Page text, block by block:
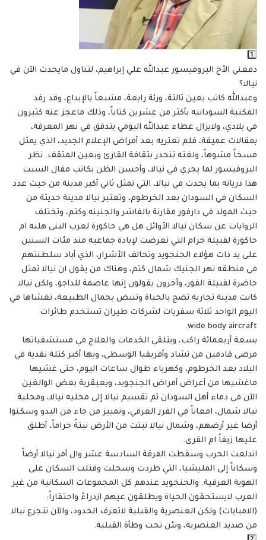
1️⃣
دفعني الأخ البروفيسور عبدالله علي إبراهيم، لتناول مايحدث الآن في
نيالا؟
وعبدالله كاتب بعين ثالثة، ورئة رابعة، مشبعاً بالإبداع، وقد رفد
المكتبة السودانيه بأكثر من عشرين كتاباً، وذلك ماعجز عنه كثيرون
في بلادي، ولايزال عطاء عبدالله اليومي يتدفق في نهر المعرفة،
بمقالات عميقة، فلم تعتريه بعد أمراض الإعلام الجديد، الذي يمثل
مسخاً مشوهاً، ولغته تنحدر بثقافة القارئ وبعين المثقف. نظر
البروفيسور لما يجري في نيالا، وأحسن الظن بكاتب مقال السبت
هذا درياته بما يحدث في نيالا، التي تمثل ثاني أكبر مدينة من حيث عدد
السكان في السودان بعد الخرطوم، وتعتبر نيالا مدينة حديثة من
حيث المولد في دارفور مقارنة بالفاشر والجنينه وكتم، وتختلف
الروايات عن سكان نيالا الأوائل هل هي حاكورة لعرب البنى هلبه ام
حاكورة لقبيلة خزام التي تعرضت لإبادة جماعيه منذ مئات السنين
على يد ذات هؤلاء الجنجويد وتحالف الأشرار، الذي أباد سلطنتهم
في منطقه نهر الجنيك شمال كتم، وهناك من يقول ان نيالا تمثل
حاضرة لقبيلة الفور، وآخرون يقولون إنها عاصمة للداجو، ولكن نيالا
كانت مدينة تجارية تضج بالحياة وتنبض بجمال الطبيعة، تغشاها في
اليوم الواحد ثلاثة سفريات لشركات طيران تستخدم طائرات
wide body aircraft.
بسعة أربعمائة راكب، ويتلقي الخدمات والعلاج في مستشفياتها
مرضى قادمين من تشاد وأفريقيا الوسطى، وبها أكبر كتلة نقدية في
البلاد بعد الخرطوم، وكهرباء طوال ساعات اليوم، حتى غشيها
ماغشيها من أعراض أمراض الجنجويد، وبعبقرية بعض الوالغين
الآن في دماء أهل السودان تم تقسيم نيالا إلى محليه نيالا، ومحلية
نيالا شمال، امعاناً في الفرز العرقي، وتمييز من جاء من البدو وسكنوا
أرضا غير أرضهم، وشمال نيالا نبتت من الأرض نبتةً حراماً، أطلق
عليها زيفاً ام القرى.
اندلعت الحرب وسقطت الفرقة السادسة عشر وال أمر نيالا أرضاً
وسكاناً إلى المليشيا، التي طردت وسحلت وقتلت السكان على
الهوية العرقية. والجنجويد عندهم كل المجموعات السكانية من غير
العرب لايستحقون الحياة ويطلقون عيهم ازدراءً واحتقاراً:
(الامبايات) ولكن العنصرية والقبلية لاتعرف الحدود، والآن تتجرع نيالا
من صديد العنصرية، وتئن تحت وطأة القبلية.